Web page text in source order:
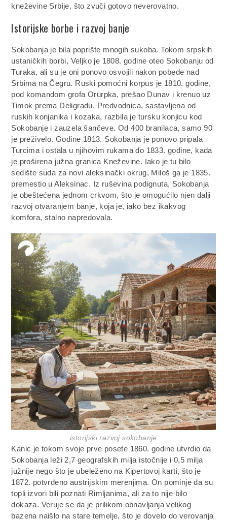
kneževine Srbije, što zvuči gotovo neverovatno.
Istorijske borbe i razvoj banje
Sokobanja je bila poprište mnogih sukoba. Tokom srpskih
ustaničkih borbi, Veljko je 1808. godine oteo Sokobanju od
Turaka, ali su je oni ponovo osvojili nakon pobede nad
Srbima na Čegru. Ruski pomoćni korpus je 1810. godine,
pod komandom grofa Orurpka, prešao Dunav i krenuo uz
Timok prema Deligradu. Predvodnica, sastavljena od
ruskih konjanika i kozaka, razbila je tursku konjicu kod
Sokobanje i zauzela šančeve. Od 400 branilaca, samo 90
je preživelo. Godine 1813. Sokobanja je ponovo pripala
Turcima i ostala u njihovim rukama do 1833. godine, kada
je proširena južna granica Kneževine. Iako je tu bilo
sedište suda za novi aleksinački okrug, Miloš ga je 1835.
premestio u Aleksinac. Iz ruševina podignuta, Sokobanja
je obeštećena jednom crkvom, što je omogućilo njen dalji
razvoj otvaranjem banje, koja je, iako bez ikakvog
komfora, stalno napredovala.
istorijski razvoj sokobanje
Kanic je tokom svoje prve posete 1860. godine utvrdio da
Sokobanja leži 2,7 geografskih milja istočnije i 0,5 milja
južnije nego što je ubeleženo na Kipertovoj karti, što je
1872. potvrđeno austrijskim merenjima. On pominje da su
topli izvori bili poznati Rimljanima, ali za to nije bilo
dokaza. Veruje se da je prilikom obnavljanja velikog
bazena naišlo na stare temelje, što je dovelo do verovanja